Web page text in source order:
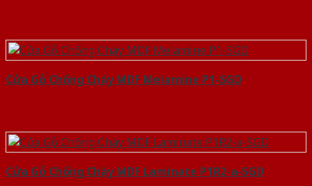
Cửa Gỗ Chống Cháy MDF Melamine P1-SGD
Cửa Gỗ Chống Cháy MDF Laminate P1R2-a-SGD